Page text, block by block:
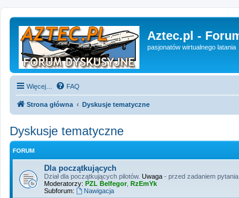
Aztec.pl -
pasjonatów wirtualnego latania
Więcej… FAQ
Strona główna Dyskusje tematyczne
Dyskusje tematyczne
FORUM
Dla początkujących
Dział dla początkujących pilotów. Uwaga - przed zadaniem
Moderatorzy: PZL Belfegor, RzEmYk
Subforum:
Nawigacja